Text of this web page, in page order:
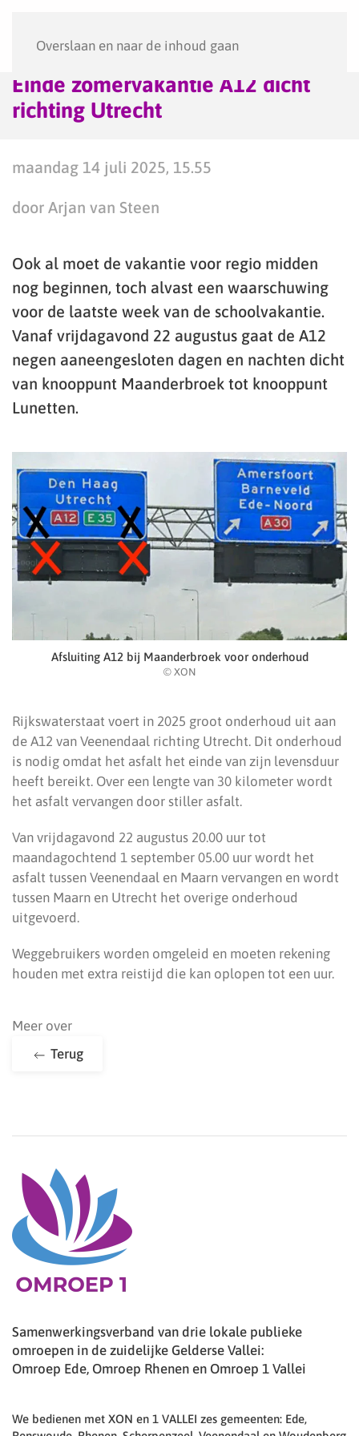
Overslaan en naar de inhoud gaan
Einde zomervakantie A12 dicht
richting Utrecht
maandag 14 juli 2025, 15.55
door Arjan van Steen
Ook al moet de vakantie voor regio midden
nog beginnen, toch alvast een waarschuwing
voor de laatste week van de schoolvakantie.
Vanaf vrijdagavond 22 augustus gaat de A12
negen aaneengesloten dagen en nachten dicht
van knooppunt Maanderbroek tot knooppunt
Lunetten.
Afsluiting A12 bij Maanderbroek voor onderhoud
© XON
Rijkswaterstaat voert in 2025 groot onderhoud uit aan
de A12 van Veenendaal richting Utrecht. Dit onderhoud
is nodig omdat het asfalt het einde van zijn levensduur
heeft bereikt. Over een lengte van 30 kilometer wordt
het asfalt vervangen door stiller asfalt.
Van vrijdagavond 22 augustus 20.00 uur tot
maandagochtend 1 september 05.00 uur wordt het
asfalt tussen Veenendaal en Maarn vervangen en wordt
tussen Maarn en Utrecht het overige onderhoud
uitgevoerd.
Weggebruikers worden omgeleid en moeten rekening
houden met extra reistijd die kan oplopen tot een uur.
Meer over
Terug
Samenwerkingsverband van drie lokale publieke
omroepen in de zuidelijke Gelderse Vallei:
Omroep Ede, Omroep Rhenen en Omroep 1 Vallei
We bedienen met XON en 1 VALLEI zes gemeenten: Ede,